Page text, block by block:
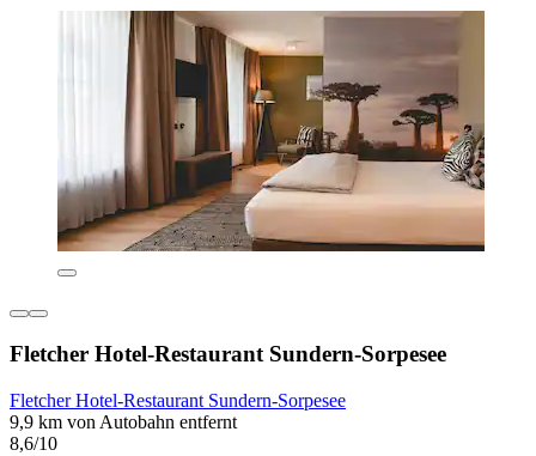
Fletcher Hotel-Restaurant Sundern-Sorpesee
Fletcher Hotel-Restaurant Sundern-Sorpesee
9,9 km von Autobahn entfernt
8,6/10